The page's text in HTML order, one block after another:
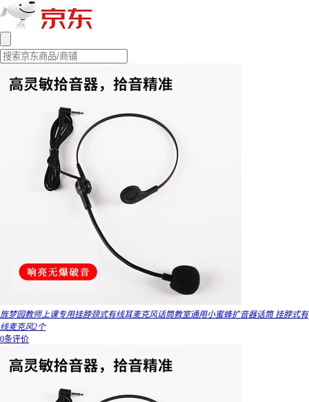
旌梦园教师上课专用挂脖颈式有线耳麦克风话筒教室通用小蜜蜂扩音器话筒 挂脖式有
线麦克风2个
0条评价